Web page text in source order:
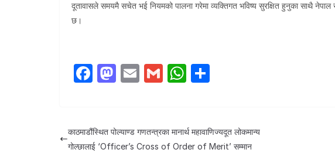
दूतावासले समयमै सचेत भई नियमको पालना गरेमा व्यक्तिगत भविष्य सुरक्षित हुनुका साथै नेपाल र
छ।
F
e
b
M
o
d
E
G
W
s
A
e
काठमाडौंस्थित पोल्याण्ड गणतन्त्रका मानार्थ महावाणिज्यदूत लोकमान्य
गोल्छालाई ‘Officer’s Cross of Order of Merit’ सम्मान